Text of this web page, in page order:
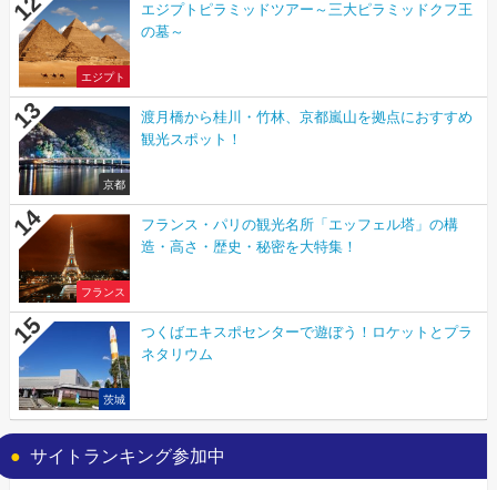
エジプト
エジプトピラミッドツアー～三大ピラミッドクフ王
の墓～
京都
渡月橋から桂川・竹林、京都嵐山を拠点におすすめ
観光スポット！
フランス
フランス・パリの観光名所「エッフェル塔」の構
造・高さ・歴史・秘密を大特集！
茨城
つくばエキスポセンターで遊ぼう！ロケットとプラ
ネタリウム
サイトランキング参加中